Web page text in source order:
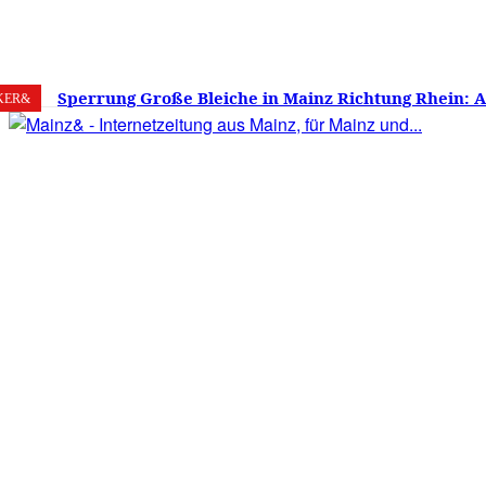
7. August 2026 22 Mainz
Sperrung Große Bleiche in Mainz Richtung Rhein:
verwirrt, Mainzer stinksauer – Haben die Mainzer